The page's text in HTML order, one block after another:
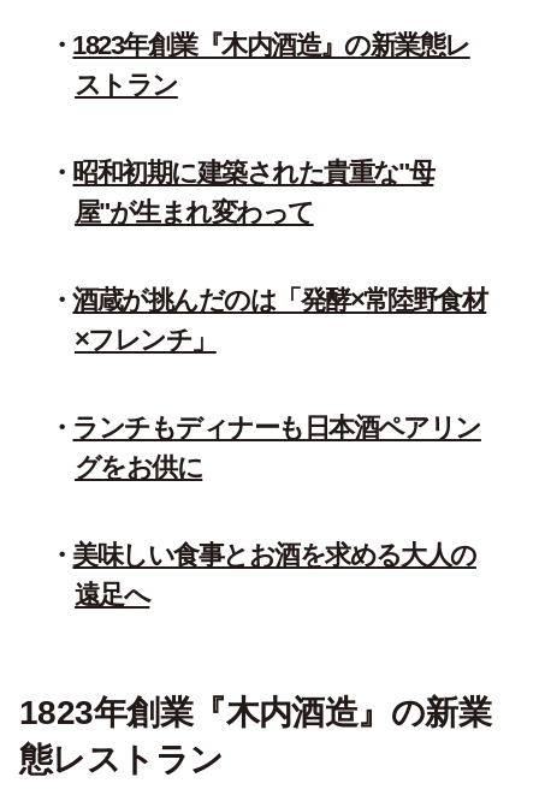
1823年創業『木内酒造』の新業態レ
ストラン
昭和初期に建築された貴重な"母
屋"が生まれ変わって
酒蔵が挑んだのは「発酵×常陸野食材
×フレンチ」
ランチもディナーも日本酒ペアリン
グをお供に
美味しい食事とお酒を求める大人の
遠足へ
1823年創業『木内酒造』の新業
態レストラン